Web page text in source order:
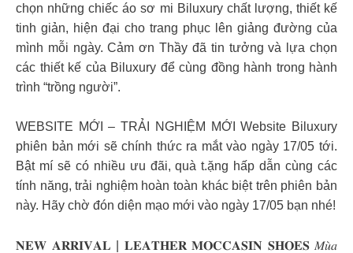
chọn những chiếc áo sơ mi Biluxury chất lượng, thiết kế
tinh giản, hiện đại cho trang phục lên giảng đường của
mình mỗi ngày. Cảm ơn Thầy đã tin tưởng và lựa chọn
các thiết kế của Biluxury để cùng đồng hành trong hành
trình “trồng người”.
WEBSITE MỚI – TRẢI NGHIỆM MỚI Website Biluxury
phiên bản mới sẽ chính thức ra mắt vào ngày 17/05 tới.
Bật mí sẽ có nhiều ưu đãi, quà t.ặng hấp dẫn cùng các
tính năng, trải nghiệm hoàn toàn khác biệt trên phiên bản
này. Hãy chờ đón diện mạo mới vào ngày 17/05 bạn nhé!
𝐍𝐄𝐖 𝐀𝐑𝐑𝐈𝐕𝐀𝐋 | 𝐋𝐄𝐀𝐓𝐇𝐄𝐑 𝐌𝐎𝐂𝐂𝐀𝐒𝐈𝐍 𝐒𝐇𝐎𝐄𝐒 𝑀𝑢̀𝑎